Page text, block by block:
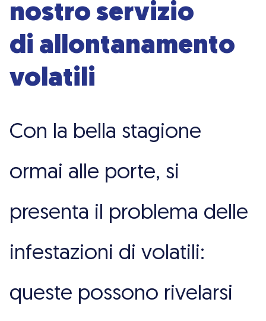
nostro servizio
di allontanamento
volatili
Con la bella stagione
ormai alle porte, si
presenta il problema delle
infestazioni di volatili:
queste possono rivelarsi